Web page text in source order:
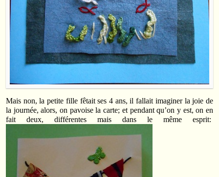
Mais non, la petite fille fêtait ses 4 ans, il fallait imaginer la joie de
la journée, alors, on pavoise la carte; et pendant qu’on y est, on en
fait deux, différentes mais dans le même esprit: